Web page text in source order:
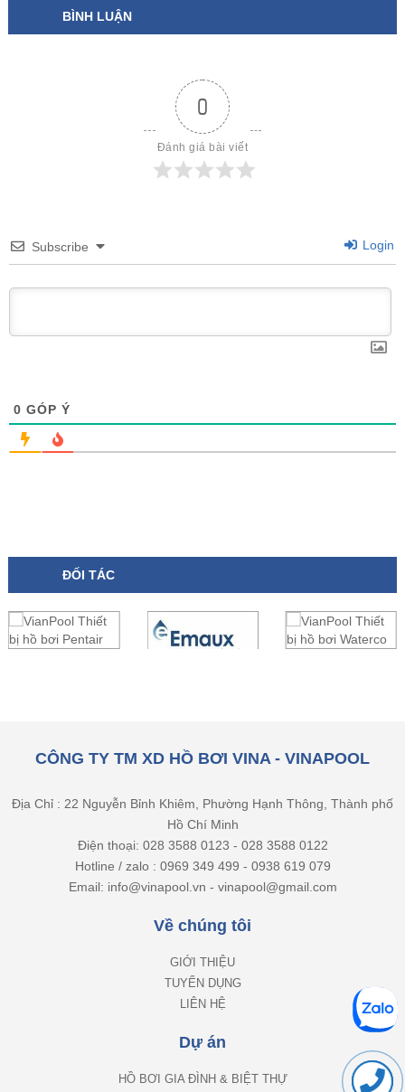
BÌNH LUẬN
0
Đánh giá bài viết
Subscribe Login
0 GÓP Ý
ĐỐI TÁC
CÔNG TY TM XD HỒ BƠI VINA - VINAPOOL
Địa Chỉ : 22 Nguyễn Bỉnh Khiêm, Phường Hạnh Thông, Thành phố
Hồ Chí Minh
Điện thoại: 028 3588 0123 - 028 3588 0122
Hotline / zalo : 0969 349 499 - 0938 619 079
Email: info@vinapool.vn - vinapool@gmail.com
Về chúng tôi
GIỚI THIỆU
TUYỂN DỤNG
LIÊN HỆ
Dự án
HỒ BƠI GIA ĐÌNH & BIỆT THỰ